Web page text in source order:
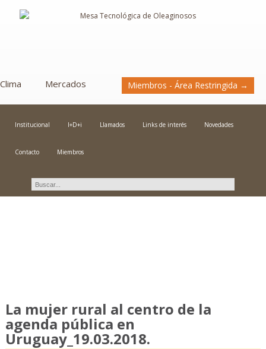
Clima Mercados Miembros - Área Restringida →
Institucional I+D+i Llamados Links de interés Novedades
Contacto Miembros
La mujer rural al centro de la
agenda pública en
Uruguay_19.03.2018.